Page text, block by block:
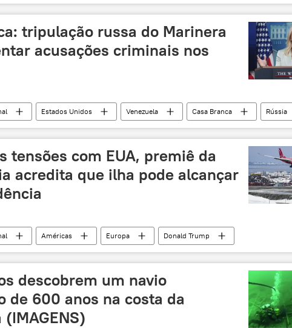
Venezuela Canadá Estados Unidos
Assembleia Nacional
tripulação russa do Marinera
acusações criminais nos
Estados Unidos Venezuela Casa Branca
Rússia
tripulação Donald Trump
Groenlândia
tensões com EUA, premiê da
acredita que ilha pode alcançar
Américas Europa
Donald Trump
Estados Unidos Dinamarca Groenlândia Nielsen
descobrem um navio
de 600 anos na costa da